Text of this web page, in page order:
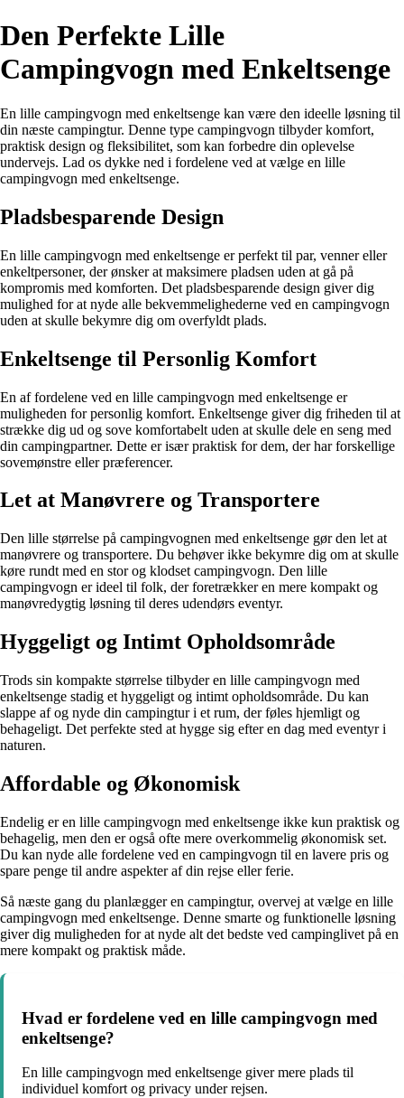
Den Perfekte Lille
Campingvogn med Enkeltsenge
En lille campingvogn med enkeltsenge kan være den ideelle løsning til
din næste campingtur. Denne type campingvogn tilbyder komfort,
praktisk design og fleksibilitet, som kan forbedre din oplevelse
undervejs. Lad os dykke ned i fordelene ved at vælge en lille
campingvogn med enkeltsenge.
Pladsbesparende Design
En lille campingvogn med enkeltsenge er perfekt til par, venner eller
enkeltpersoner, der ønsker at maksimere pladsen uden at gå på
kompromis med komforten. Det pladsbesparende design giver dig
mulighed for at nyde alle bekvemmelighederne ved en campingvogn
uden at skulle bekymre dig om overfyldt plads.
Enkeltsenge til Personlig Komfort
En af fordelene ved en lille campingvogn med enkeltsenge er
muligheden for personlig komfort. Enkeltsenge giver dig friheden til at
strække dig ud og sove komfortabelt uden at skulle dele en seng med
din campingpartner. Dette er især praktisk for dem, der har forskellige
sovemønstre eller præferencer.
Let at Manøvrere og Transportere
Den lille størrelse på campingvognen med enkeltsenge gør den let at
manøvrere og transportere. Du behøver ikke bekymre dig om at skulle
køre rundt med en stor og klodset campingvogn. Den lille
campingvogn er ideel til folk, der foretrækker en mere kompakt og
manøvredygtig løsning til deres udendørs eventyr.
Hyggeligt og Intimt Opholdsområde
Trods sin kompakte størrelse tilbyder en lille campingvogn med
enkeltsenge stadig et hyggeligt og intimt opholdsområde. Du kan
slappe af og nyde din campingtur i et rum, der føles hjemligt og
behageligt. Det perfekte sted at hygge sig efter en dag med eventyr i
naturen.
Affordable og Økonomisk
Endelig er en lille campingvogn med enkeltsenge ikke kun praktisk og
behagelig, men den er også ofte mere overkommelig økonomisk set.
Du kan nyde alle fordelene ved en campingvogn til en lavere pris og
spare penge til andre aspekter af din rejse eller ferie.
Så næste gang du planlægger en campingtur, overvej at vælge en lille
campingvogn med enkeltsenge. Denne smarte og funktionelle løsning
giver dig muligheden for at nyde alt det bedste ved campinglivet på en
mere kompakt og praktisk måde.
Hvad er fordelene ved en lille campingvogn med
enkeltsenge?
En lille campingvogn med enkeltsenge giver mere plads til
individuel komfort og privacy under rejsen.